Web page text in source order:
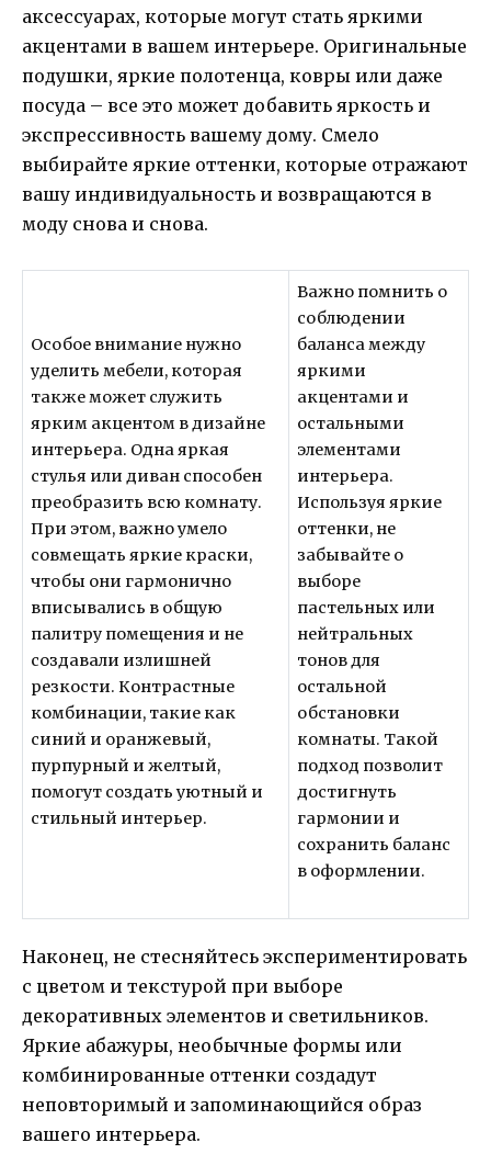
аксессуарах, которые могут стать яркими
акцентами в вашем интерьере. Оригинальные
подушки, яркие полотенца, ковры или даже
посуда – все это может добавить яркость и
экспрессивность вашему дому. Смело
выбирайте яркие оттенки, которые отражают
вашу индивидуальность и возвращаются в
моду снова и снова.
Особое внимание нужно
уделить мебели, которая
также может служить
ярким акцентом в дизайне
интерьера. Одна яркая
стулья или диван способен
преобразить всю комнату.
При этом, важно умело
совмещать яркие краски,
чтобы они гармонично
вписывались в общую
палитру помещения и не
создавали излишней
резкости. Контрастные
комбинации, такие как
синий и оранжевый,
пурпурный и желтый,
помогут создать уютный и
стильный интерьер.
Важно помнить о
соблюдении
баланса между
яркими
акцентами и
остальными
элементами
интерьера.
Используя яркие
оттенки, не
забывайте о
выборе
пастельных или
нейтральных
тонов для
остальной
обстановки
комнаты. Такой
подход позволит
достигнуть
гармонии и
сохранить баланс
в оформлении.
Наконец, не стесняйтесь экспериментировать
с цветом и текстурой при выборе
декоративных элементов и светильников.
Яркие абажуры, необычные формы или
комбинированные оттенки создадут
неповторимый и запоминающийся образ
вашего интерьера.